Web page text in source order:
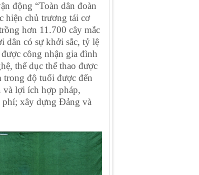
động “Toàn dân đoàn
hiện chủ trương tái cơ
hơn 11.700 cây mắc
dân có sự khởi sắc, tỷ lệ
công nhận gia đình
thể dục thể thao được
trong độ tuổi được đến
và lợi ích hợp pháp,
phí; xây dựng Đảng và